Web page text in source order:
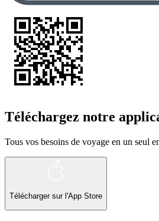
Téléchargez notre
Tous vos besoins de voyage en un seul
Télécharger sur l'App Store